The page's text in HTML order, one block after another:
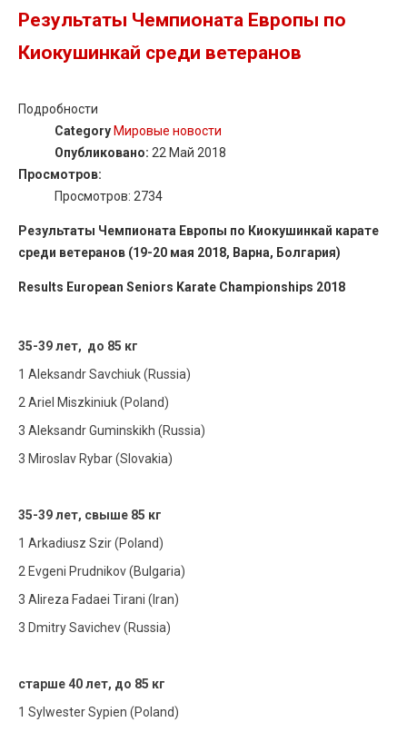
Результаты Чемпионата Европы по
Киокушинкай среди ветеранов
Подробности
Category Мировые новости
Опубликовано: 22 Май 2018
Просмотров:
Просмотров: 2734
Результаты Чемпионата Европы по Киокушинкай карате
среди ветеранов (19-20 мая 2018, Варна, Болгария)
Results European Seniors Karate Championships 2018
35-39 лет, до 85 кг
1 Aleksandr Savchiuk (Russia)
2 Ariel Miszkiniuk (Poland)
3 Aleksandr Guminskikh (Russia)
3 Miroslav Rybar (Slovakia)
35-39 лет, свыше 85 кг
1 Arkadiusz Szir (Poland)
2 Evgeni Prudnikov (Bulgaria)
3 Alireza Fadaei Tirani (Iran)
3 Dmitry Savichev (Russia)
старше 40 лет, до 85 кг
1 Sylwester Sypien (Poland)